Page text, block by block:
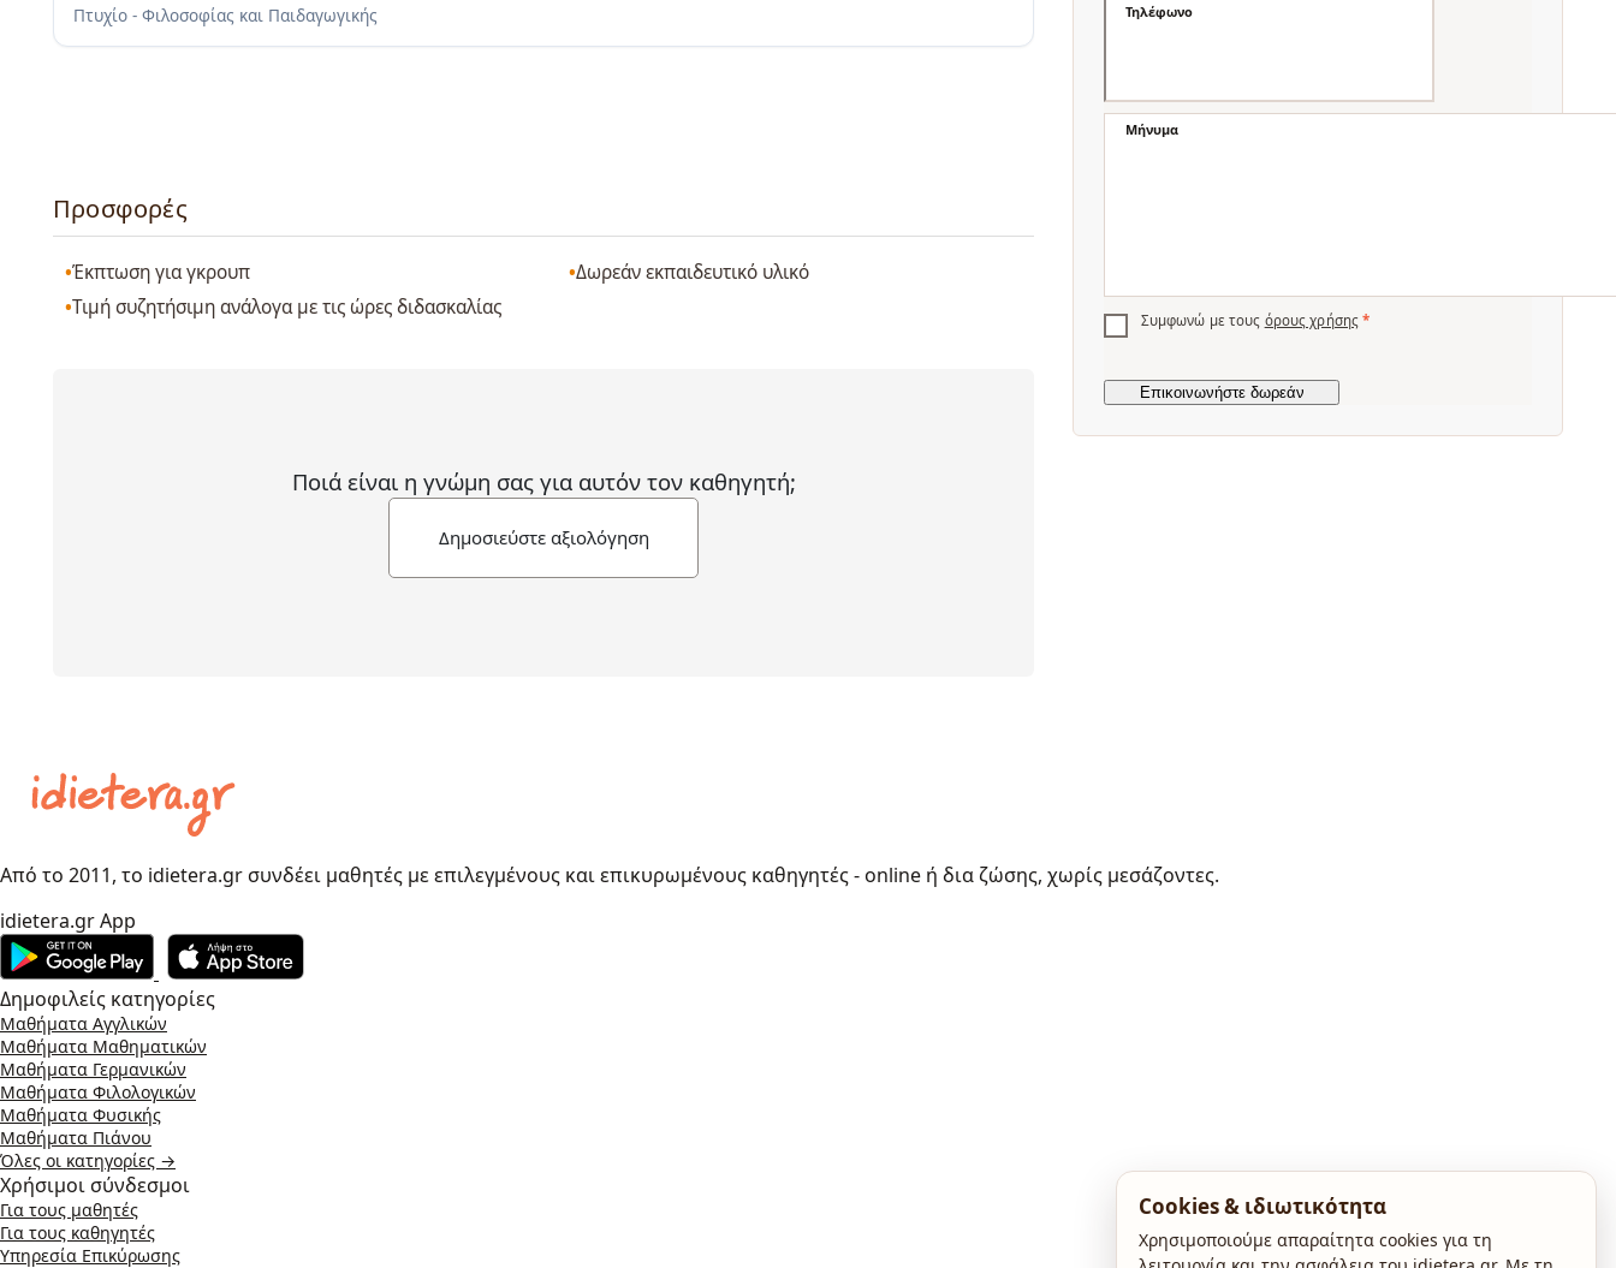
Πτυχίο - Φιλοσοφίας και Παιδαγωγικής
Προσφορές
Έκπτωση για γκρουπ
Δωρεάν εκπαιδευτικό υλικό
Τιμή συζητήσιμη ανάλογα με τις ώρες διδασκαλίας
Ποιά είναι η γνώμη σας για αυτόν τον καθηγητή;
Δημοσιεύστε αξιολόγηση
Τηλέφωνο
Μήνυμα
Συμφωνώ με τους όρους χρήσης *
Από το 2011, το idietera.gr συνδέει μαθητές με επιλεγμένους και επικυρωμένους καθηγητές - online ή δια ζώσης, χωρίς μεσάζοντες.
idietera.gr App
Δημοφιλείς κατηγορίες
Μαθήματα Αγγλικών
Μαθήματα Μαθηματικών
Μαθήματα Γερμανικών
Μαθήματα Φιλολογικών
Μαθήματα Φυσικής
Μαθήματα Πιάνου
Όλες οι κατηγορίες →
Χρήσιμοι σύνδεσμοι
Για τους μαθητές
Για τους καθηγητές
Υπηρεσία Επικύρωσης
Cookies & ιδιωτικότητα
Χρησιμοποιούμε απαραίτητα cookies για τη